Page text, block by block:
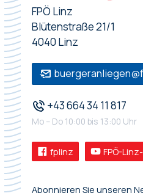
FPÖ Linz
Blütenstraße 21/1
4040 Linz
+43 664 34 11 817
Mo – Do 10:00 bis 13:00 Uhr
fplinz FPÖ-
Abonnieren Sie unseren